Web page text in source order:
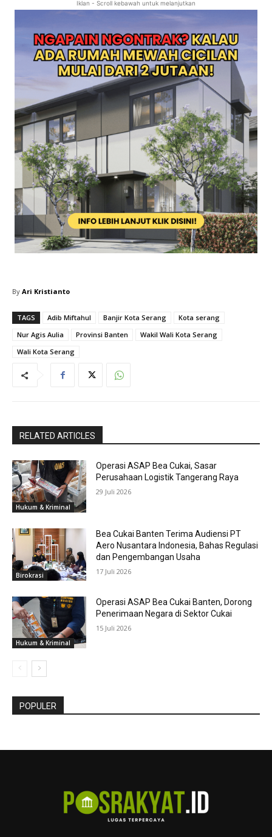
Iklan - Scroll kebawah untuk melanjutkan
By Ari Kristianto
TAGS Adib Miftahul Banjir Kota Serang
Kota serang
Nur Agis Aulia
Provinsi Banten
Wakil Wali Kota Serang
Wali Kota Serang
RELATED ARTICLES
Hukum & Kriminal
Operasi ASAP Bea Cukai, Sasar
Perusahaan Logistik Tangerang Raya
29 Juli 2026
Birokrasi
Bea Cukai Banten Terima Audiensi PT
Aero Nusantara Indonesia, Bahas Regulasi
dan Pengembangan Usaha
17 Juli 2026
Hukum & Kriminal
Operasi ASAP Bea Cukai Banten, Dorong
Penerimaan Negara di Sektor Cukai
15 Juli 2026
POPULER